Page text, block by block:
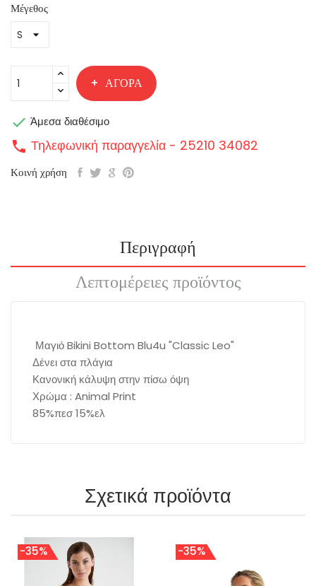
Μέγεθος
ΑΓΟΡΆ
 Άμεσα διαθέσιμο
call Τηλεφωνική παραγγελία - 25210 34082
Κοινή χρήση
Περιγραφή
Λεπτομέρειες προϊόντος
Μαγιό Bikini Bottom Blu4u "Classic Leo"
Δένει στα πλάγια
Κανονική κάλυψη στην πίσω όψη
Χρώμα : Animal Print
85%πεσ 15%ελ
Σχετικά προϊόντα
-35% -35%